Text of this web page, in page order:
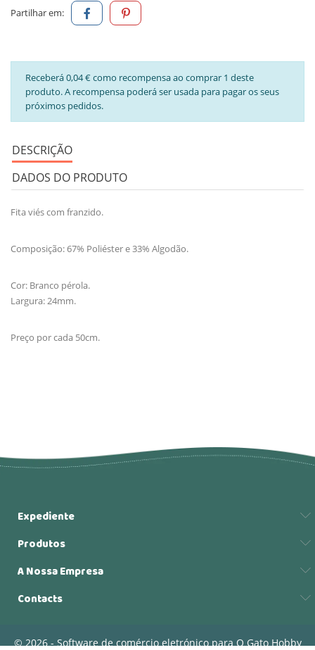
Partilhar em:
Receberá 0,04 € como recompensa ao comprar 1 deste
produto. A recompensa poderá ser usada para pagar os seus
próximos pedidos.
DESCRIÇÃO
DADOS DO PRODUTO
Fita viés com franzido.
Composição: 67% Poliéster e 33% Algodão.
Cor: Branco pérola.
Largura: 24mm.
Preço por cada 50cm.
Expediente
Produtos
A Nossa Empresa
Contacts
© 2026 - Software de comércio eletrónico para O Gato Hobby